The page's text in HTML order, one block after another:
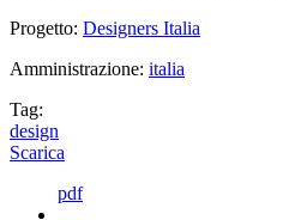
Progetto: Designers Italia
Amministrazione: italia
Tag:
design
Scarica
pdf